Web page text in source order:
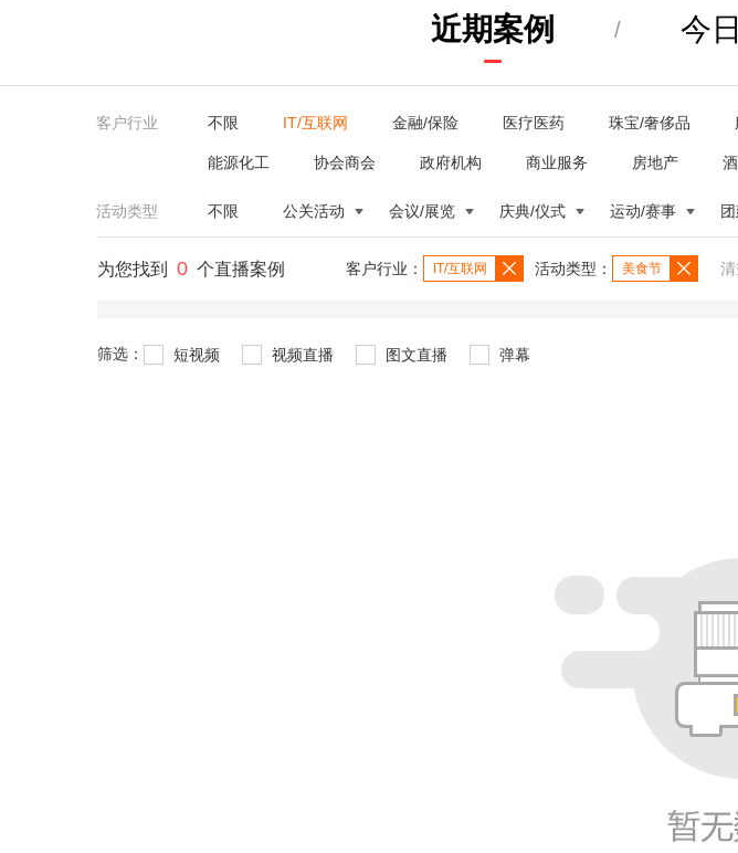
近期案例 / 今
客户行业 不限 IT/互联网 金融/保险 医疗医药 珠宝/奢侈品
能源化工 协会商会 政府机构 商业服务 房地产
活动类型 不限 公关活动 会议/展览 庆典/仪式 运动/赛事
为您找到 0 个直播案例 客户行业： IT/互联网 活动类型： 美食节
筛选： 短视频 视频直播 图文直播 弹幕